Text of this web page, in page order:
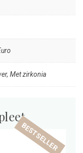
Met zirkonia
BESTSELLER